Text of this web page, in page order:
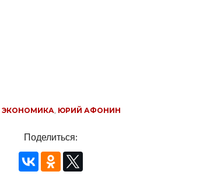
ЭКОНОМИКА, ЮРИЙ АФОНИН
Поделиться: